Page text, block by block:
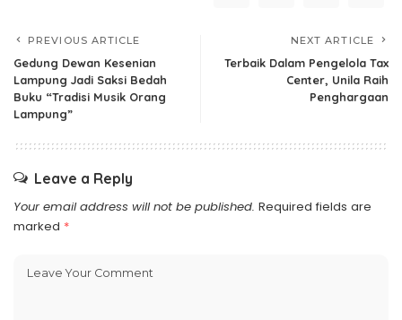
PREVIOUS ARTICLE
Gedung Dewan Kesenian
Lampung Jadi Saksi Bedah
Buku “Tradisi Musik Orang
Lampung”
NEXT ARTICLE
Terbaik Dalam Pengelola Tax
Center, Unila Raih
Penghargaan
Leave a Reply
Your email address will not be published. Required fields are
marked *